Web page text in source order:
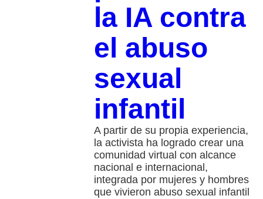
la IA contra
el abuso
sexual
infantil
A partir de su propia experiencia,
la activista ha logrado crear una
comunidad virtual con alcance
nacional e internacional,
integrada por mujeres y hombres
que vivieron abuso sexual infantil